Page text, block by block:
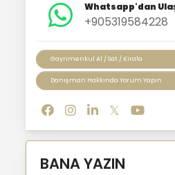
Whatsapp'dan
+905319584228
Gayrimenkul Al / Sat / Kirala
Danışman Hakkında Yorum Yapın
BANA YAZIN